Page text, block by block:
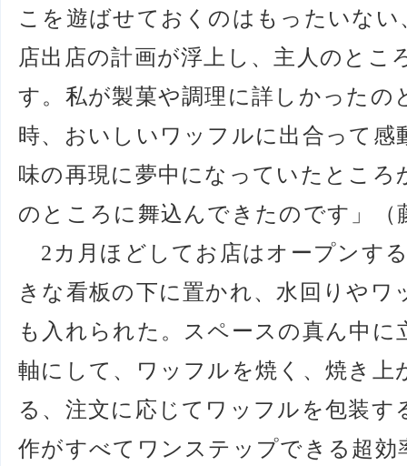
こを遊ばせておくのはもったいな
店出店の計画が浮上し、主人のとこ
す。私が製菓や調理に詳しかったの
時、おいしいワッフルに出合って感
味の再現に夢中になっていたところ
のところに舞込んできたのです」（
2カ月ほどしてお店はオープンす
きな看板の下に置かれ、水回りやワ
も入れられた。スペースの真ん中
軸にして、ワッフルを焼く、焼き上
る、注文に応じてワッフルを包装す
作がすべてワンステップできる超